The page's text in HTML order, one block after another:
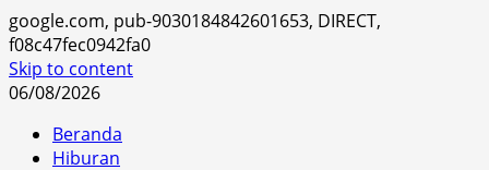
google.com, pub-9030184842601653, DIRECT,
f08c47fec0942fa0
Skip to content
06/08/2026
Beranda
Hiburan